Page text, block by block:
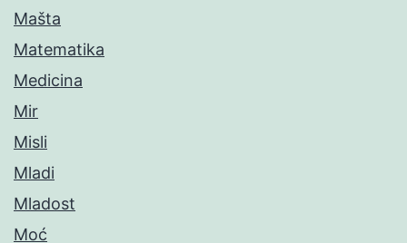
Mašta
Matematika
Medicina
Mir
Misli
Mladi
Mladost
Moć